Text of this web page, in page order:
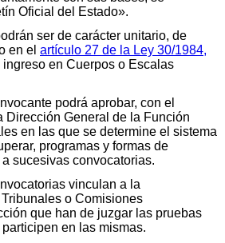
Oficial del Estado».
ser de carácter unitario, de
en el artículo 27 de la Ley 30/1984,
ingreso en Cuerpos o Escalas
podrá aprobar, con el
Dirección General de la Función
en las que se determine el sistema
programas y formas de
sucesivas convocatorias.
vinculan a la
o Comisiones
que han de juzgar las pruebas
en las mismas.